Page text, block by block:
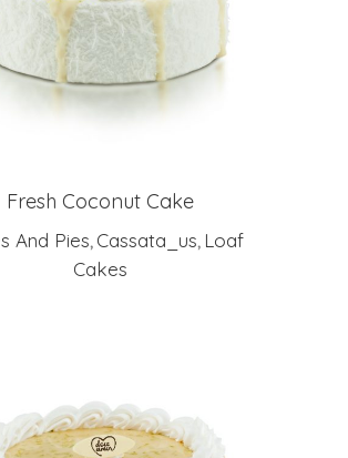
LEIA MAIS
Fresh Coconut Cake
And Pies, Cassata_us, Loaf
Cakes